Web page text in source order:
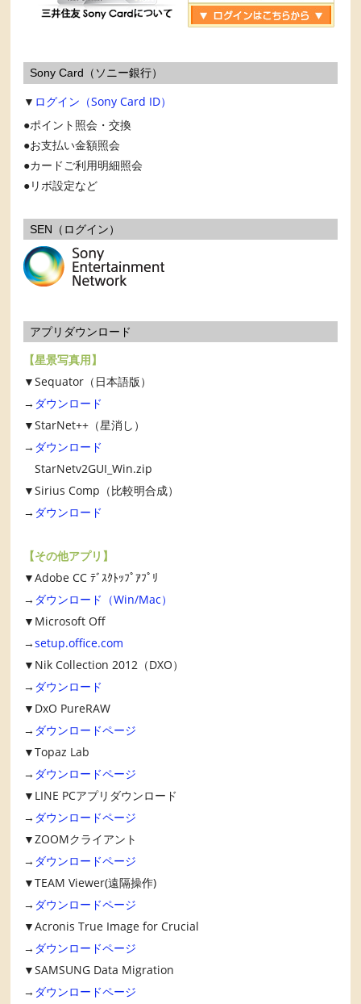
Sony Card（ソニー銀行）
▼ ログイン（Sony Card ID）
ポイント照会・交換
お支払い金額照会
カードご利用明細照会
リボ設定など
SEN（ログイン）
アプリダウンロード
【星景写真用】
▼Sequator（日本語版）
→ ダウンロード
▼StarNet++（星消し）
→ ダウンロード
StarNetv2GUI_Win.zip
▼Sirius Comp（比較明合成）
→ ダウンロード
【その他アプリ】
▼Adobe CC ﾃﾞｽｸﾄｯﾌﾟｱﾌﾟﾘ
→ ダウンロード（Win/Mac）
▼Microsoft Off
→setup.office.com
▼Nik Collection 2012（DXO）
→ ダウンロード
▼DxO PureRAW
→ ダウンロードページ
▼Topaz Lab
→ ダウンロードページ
▼LINE PCアプリダウンロード
→ ダウンロードページ
▼ZOOMクライアント
→ ダウンロードページ
▼TEAM Viewer(遠隔操作)
→ ダウンロードページ
▼Acronis True Image for Crucial
→ ダウンロードページ
▼SAMSUNG Data Migration
→ ダウンロードページ